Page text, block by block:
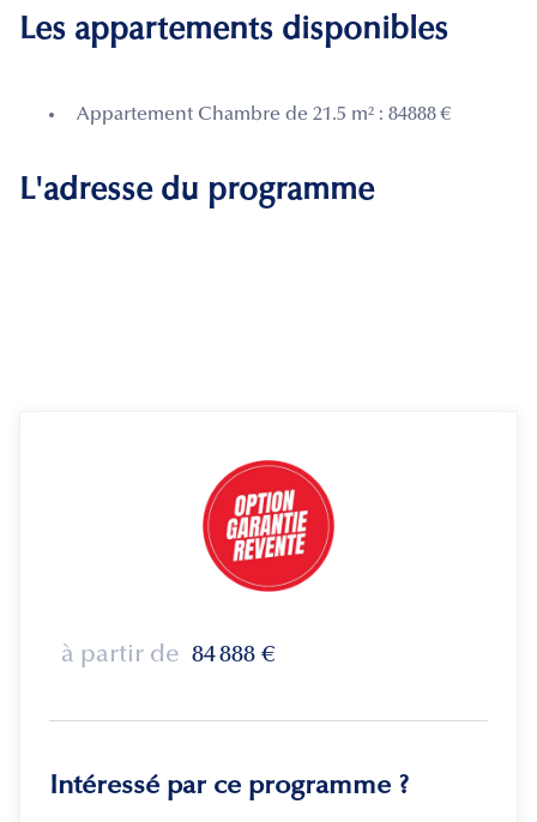
Les appartements disponibles
Appartement Chambre de 21.5 m² : 84888 €
L'adresse du programme
à partir de 84 888 €
Intéressé par ce programme ?